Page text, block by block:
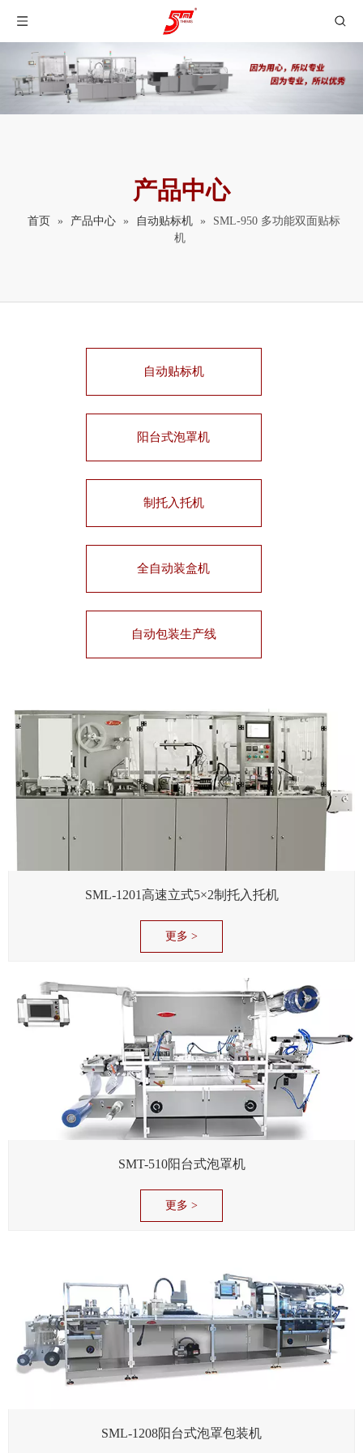
产品中心
首页 » 产品中心 » 自动贴标机 »
SML-950 多功能双面贴标
机
自动贴标机
阳台式泡罩机
制托入托机
全自动装盒机
自动包装生产线
SML-1201高速立式5×2制托入托机
更多 >
SMT-510阳台式泡罩机
更多 >
SML-1208阳台式泡罩包装机